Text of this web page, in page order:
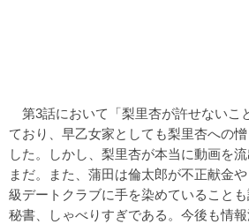
第3話において「梨里杏が許せないこ
ており、早乙女家としても梨里杏への
した。しかし、梨里杏が本当に動画を
まだ。また、蒲田は倫太郎が不正献金
級デートクラブに手を染めていること
秘書、しゃべりすぎである。今後も情